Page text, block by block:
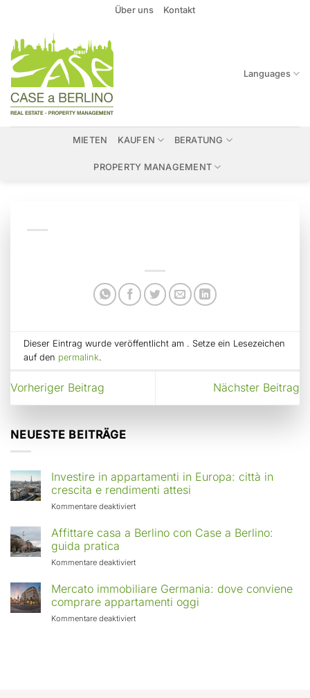
springen
Über uns Kontakt
Languages
MIETEN KAUFEN BERATUNG
PROPERTY MANAGEMENT
Dieser Eintrag wurde veröffentlicht am . Setze ein Lesezeichen
auf den permalink.
Vorheriger Beitrag Nächster Beitrag
NEUESTE BEITRÄGE
Investire in appartamenti in Europa: città in
crescita e rendimenti attesi
Kommentare deaktiviertfür
in
Europa:
in
crescita
rendimenti
Affittare casa a Berlino con Case a Berlino:
guida pratica
Kommentare deaktiviertfür
casa
a
Berlino
con
Mercato immobiliare Germania: dove conviene
comprare appartamenti oggi
Kommentare deaktiviertfür